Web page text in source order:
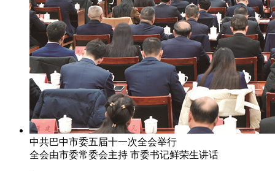
中共巴中市委五届十一次全会举行
全会由市委常委会主持 市委书记鲜荣生讲话